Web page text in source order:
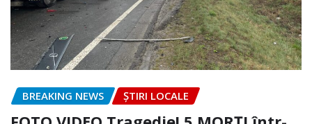
BREAKING NEWS ȘTIRI LOCALE